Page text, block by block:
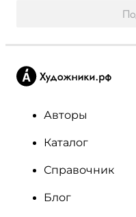
Авторы
Каталог
Справочник
Блог